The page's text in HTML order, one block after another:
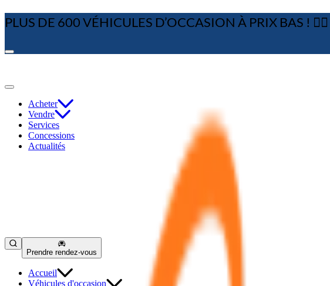
PLUS DE 600 VÉHICULES D’OCCASION À PRIX BAS ! 👉🏼
Acheter
Vendre
Services
Concessions
Actualités
Prendre rendez-vous
Accueil
Véhicules d'occasion